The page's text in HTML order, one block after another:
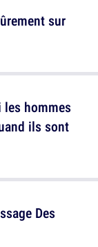
hommes
ils sont
sur
Des